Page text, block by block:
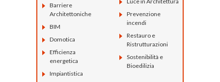
Barriere
Architettoniche
BIM
Domotica
Efficienza
energetica
Impiantistica
Prevenzione
incendi
Restauro e
Ristrutturazioni
Sostenibilità e
Bioedilizia